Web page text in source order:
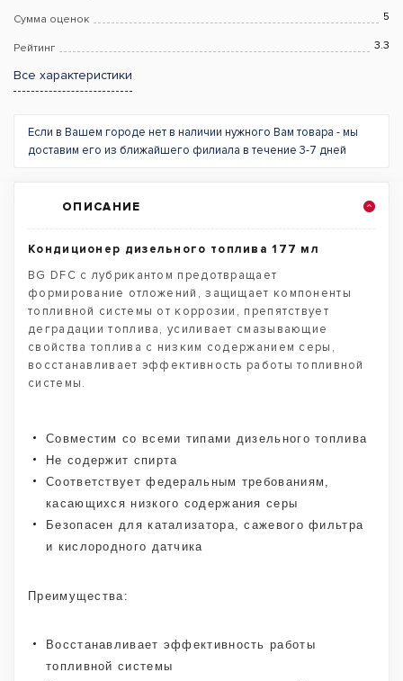
Сумма оценок 5
Рейтинг 3.3
Все характеристики
Если в Вашем городе нет в наличии нужного Вам товара - мы
доставим его из ближайшего филиала в течение 3-7 дней
ОПИСАНИЕ
Кондиционер дизельного топлива 177 мл
BG DFC с лубрикантом предотвращает
формирование отложений, защищает компоненты
топливной системы от коррозии, препятствует
деградации топлива, усиливает смазывающие
свойства топлива c низким содержанием серы,
восстанавливает эффективность работы топливной
системы.
Совместим со всеми типами дизельного топлива
Не содержит спирта
Соответствует федеральным требованиям,
касающихся низкого содержания серы
Безопасен для катализатора, сажевого фильтра
и кислородного датчика
Преимущества:
Восстанавливает эффективность работы
топливной системы